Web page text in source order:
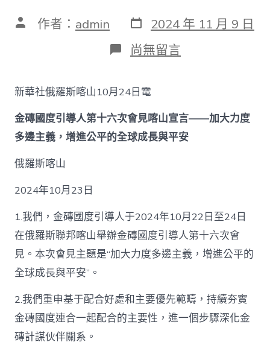
文 作者： admin 發
表
日
期
2024 年 11 月 9 日
在
〈金
國
度
引
導
人
查
十
六
次
會
山
宣
言
（全
尚無留言
新華社俄羅斯喀山10月24日電
金磚國度引導人第十六次會見喀山宣言——加大力度
多邊主義，增進公平的全球成長與平安
俄羅斯喀山
2024年10月23日
1.我們，金磚國度引導人于2024年10月22日至24日
在俄羅斯聯邦喀山舉辦金磚國度引導人第十六次會
見。本次會見主題是“加大力度多邊主義，增進公平的
全球成長與平安”。
2.我們重申基于配合好處和主要優先範疇，持續夯實
金磚國度連合一起配合的主要性，進一個步驟深化金
磚計謀伙伴關系。